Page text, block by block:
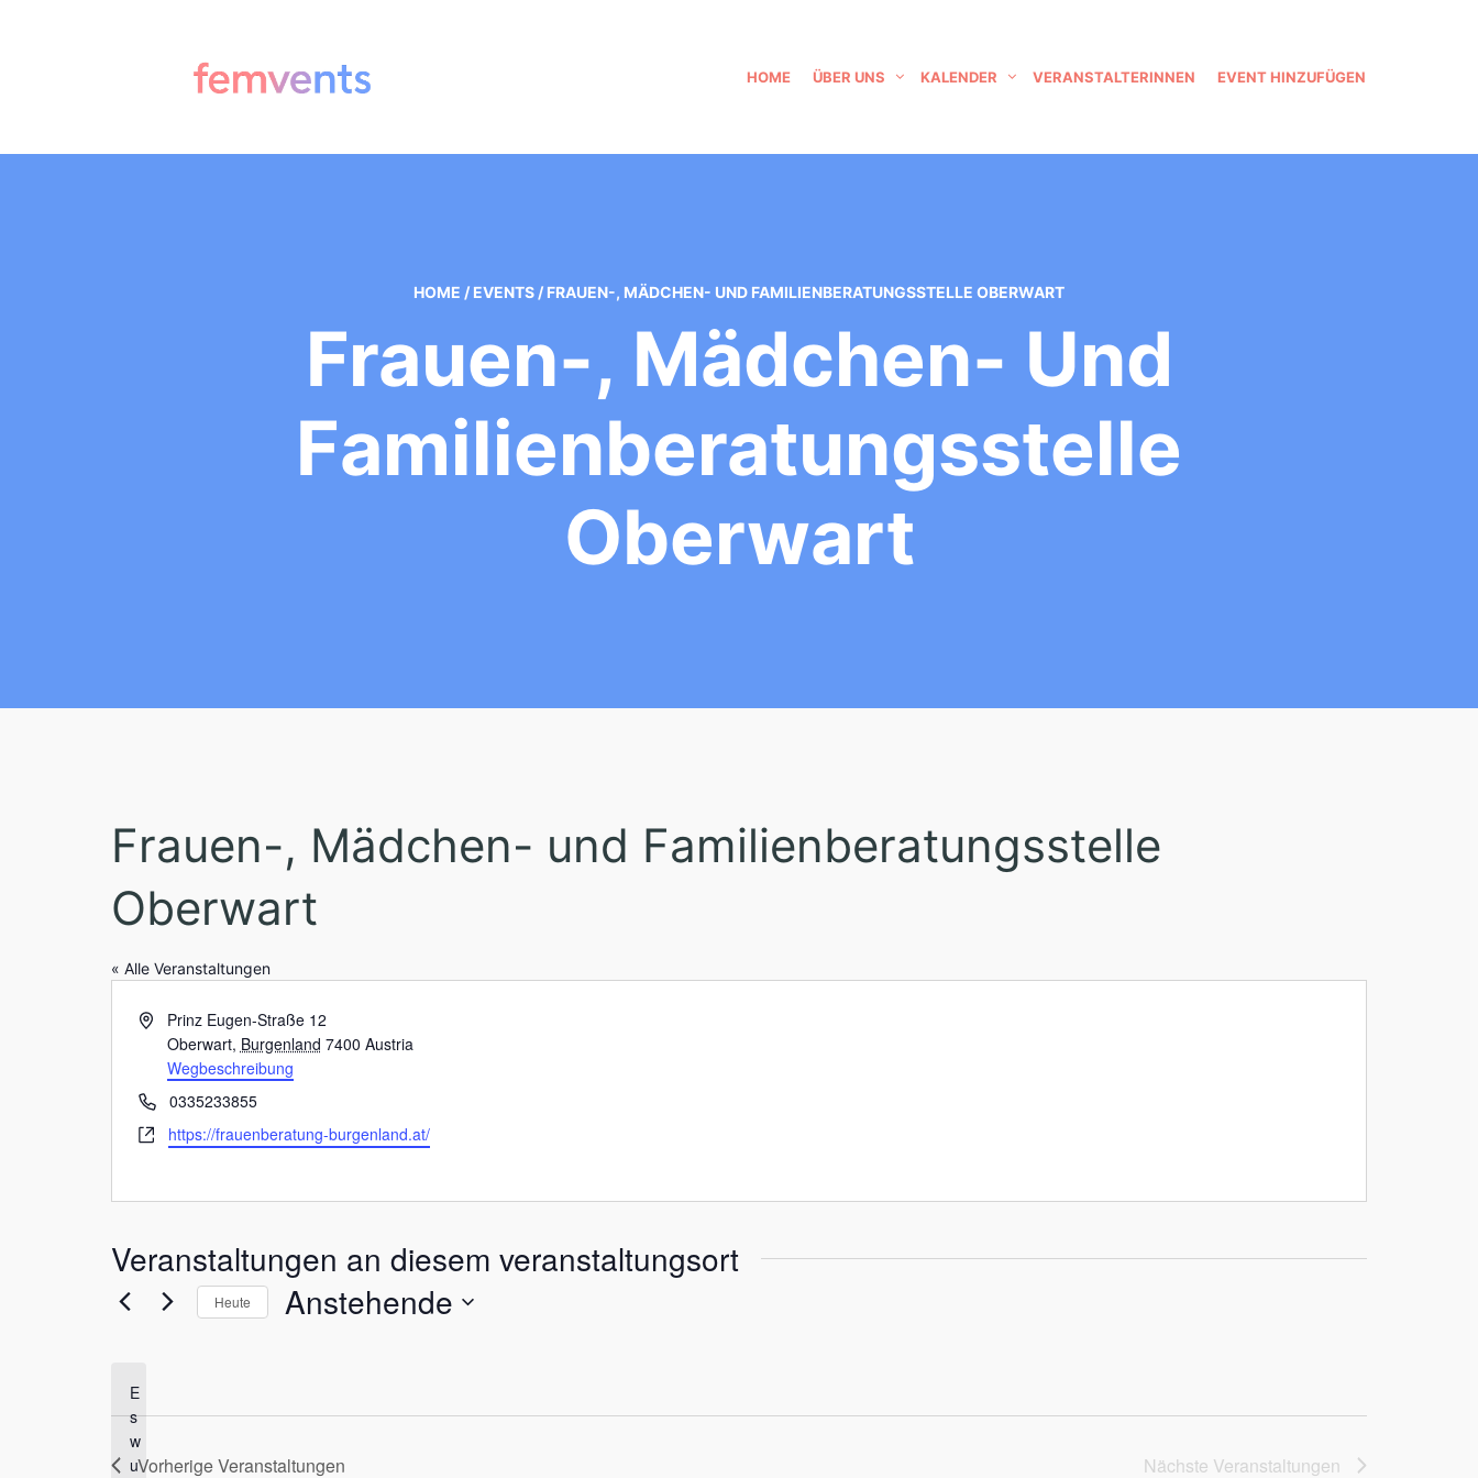
HOME ÜBER UNS KALENDER VERANSTALTERINNEN EVENT HINZUFÜGEN
HOME / EVENTS / FRAUEN-, MÄDCHEN- UND FAMILIENBERATUNGSSTELLE OBERWART
Frauen-, Mädchen- Und
Familienberatungsstelle
Oberwart
Frauen-, Mädchen- und Familienberatungsstelle
Oberwart
« Alle Veranstaltungen
A
e
s
Prinz Eugen-Straße 12
Oberwart, Burgenland 7400 Austria
Wegbeschreibung
T
e
l
f
0335233855
W
s
i
t
https://frauenberatung-burgenland.at/
Veranstaltungen an diesem veranstaltungsort
E
s
w
u
Heute Anstehende
ä
VorherigeVeranstaltungen Nächste Veranstaltungen